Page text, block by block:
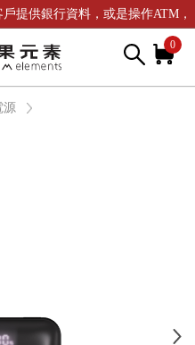
提供銀行資料，或是操作ATM，
或是165反詐騙電話查證！ 0
源